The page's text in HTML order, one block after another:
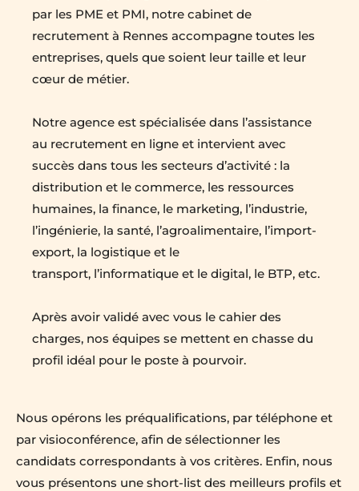
par les PME et PMI, notre cabinet de
recrutement à Rennes accompagne toutes les
entreprises, quels que soient leur taille et leur
cœur de métier.
Notre agence est spécialisée dans l’assistance
au recrutement en ligne et intervient avec
succès dans tous les secteurs d’activité : la
distribution et le commerce, les ressources
humaines, la finance, le marketing, l’industrie,
l’ingénierie, la santé, l’agroalimentaire, l’import-
export, la logistique et le
transport, l’informatique et le digital, le BTP, etc.
Après avoir validé avec vous le cahier des
charges, nos équipes se mettent en chasse du
profil idéal pour le poste à pourvoir.
Nous opérons les préqualifications, par téléphone et
par visioconférence, afin de sélectionner les
candidats correspondants à vos critères. Enfin, nous
vous présentons une short-list des meilleurs profils et